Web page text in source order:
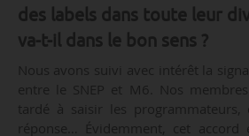
des labels dans toute leur
va-t-il dans le bon sens ?
Nous avons suivi avec intérêt la
entre le SNEP et M6. Nos
tardé à saisir les
réponse… Évidemment, cet